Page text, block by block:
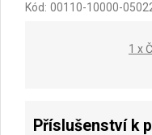
Kód: 00110-10000-
1 x
Příslušenství k